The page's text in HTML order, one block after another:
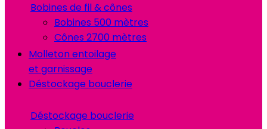
Bobines de fil & cônes
Bobines 500 mètres
Cônes 2700 mètres
Molleton entoilage
et garnissage
Déstockage bouclerie
Déstockage bouclerie